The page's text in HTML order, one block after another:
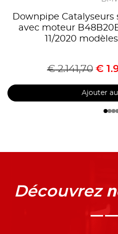
Downpipe Catalyseurs
avec moteur
11/2020
€2.141,70 €
Ajouter
Découvrez